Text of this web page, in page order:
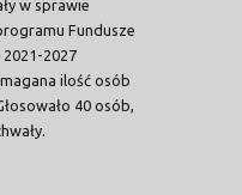
w sprawie
Fundusze
2027
ilość osób
40 osób,